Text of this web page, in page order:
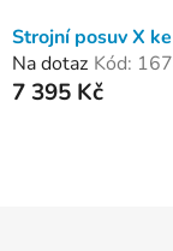
Strojní posuv X
Na dotaz Kód:
7 395 Kč